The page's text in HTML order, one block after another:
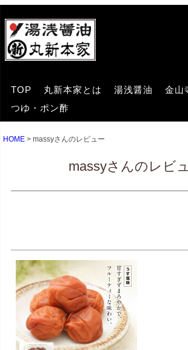
TOP 丸新本家とは 湯浅醤油
金山
つゆ・ポン酢
HOME massyさんのレビュー
massyさんのレビ